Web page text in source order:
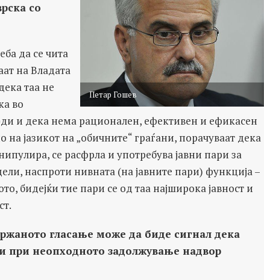
Петар Гошев
со
да се чита
на Владата
таа не
во
и дека нема рационален, ефективен и ефикасен
јазикот на „обичните“ граѓани, порачуваат дека
се расфрла и употребува јавни пари за
наспроти нивната (на јавните пари) функција –
бидејќи тие пари се од таа најширока јавност и
гласање може да биде сигнал дека
при неопходното задолжување надвор